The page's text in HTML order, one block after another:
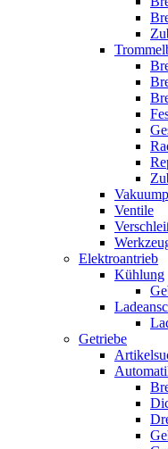
Ventile
Elektroantrieb
Kühlung
Getriebe